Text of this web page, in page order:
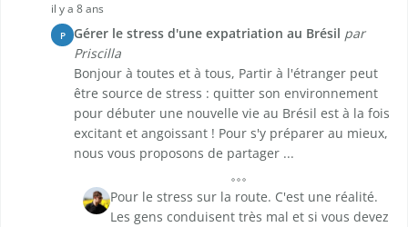
il y a 8 ans
P Gérer le stress d'une expatriation au Brésil par
Priscilla
Bonjour à toutes et à tous, Partir à l'étranger peut
être source de stress : quitter son environnement
pour débuter une nouvelle vie au Brésil est à la fois
excitant et angoissant ! Pour s'y préparer au mieux,
nous vous proposons de partager ...
Pour le stress sur la route. C'est une réalité.
Les gens conduisent très mal et si vous devez